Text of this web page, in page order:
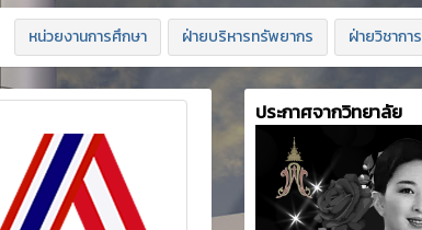
หน่วยงานการศึกษา ฝ่ายบริหารทรัพยากร ฝ่ายวิชาการ
ประกาศจากวิทยาลัย